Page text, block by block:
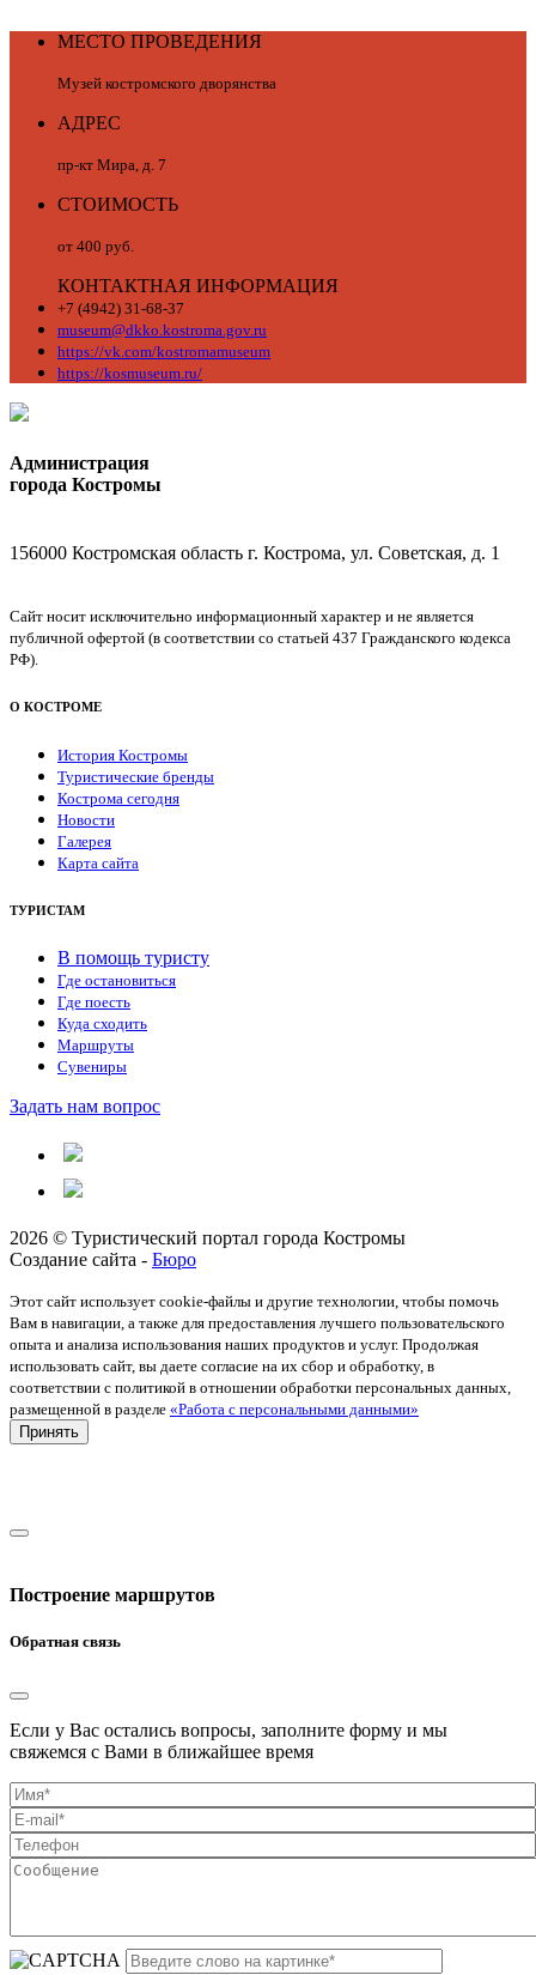
МЕСТО ПРОВЕДЕНИЯ
Музей костромского дворянства
АДРЕС
пр-кт Мира, д. 7
СТОИМОСТЬ
от 400 руб.
КОНТАКТНАЯ ИНФОРМАЦИЯ
+7 (4942) 31-68-37
museum@dkko.kostroma.gov.ru
https://vk.com/kostromamuseum
https://kosmuseum.ru/
Администрация
города Костромы
156000 Костромская область г. Кострома, ул. Советская, д. 1
Сайт носит исключительно информационный характер и не является
публичной офертой (в соответствии со статьей 437 Гражданского кодекса
РФ).
О КОСТРОМЕ
История Костромы
Туристические бренды
Кострома сегодня
Новости
Галерея
Карта сайта
ТУРИСТАМ
В помощь туристу
Где остановиться
Где поесть
Куда сходить
Маршруты
Сувениры
Задать нам вопрос
2026 © Туристический портал города Костромы
Создание сайта - Бюро
Этот сайт использует cookie-файлы и другие технологии, чтобы помочь
Вам в навигации, а также для предоставления лучшего пользовательского
опыта и анализа использования наших продуктов и услуг. Продолжая
использовать сайт, вы даете согласие на их сбор и обработку, в
соответствии с политикой в отношении обработки персональных данных,
размещенной в разделе «Работа с персональными данными»
Принять
Построение маршрутов
Обратная связь
Если у Вас остались вопросы, заполните форму и мы
свяжемся с Вами в ближайшее время